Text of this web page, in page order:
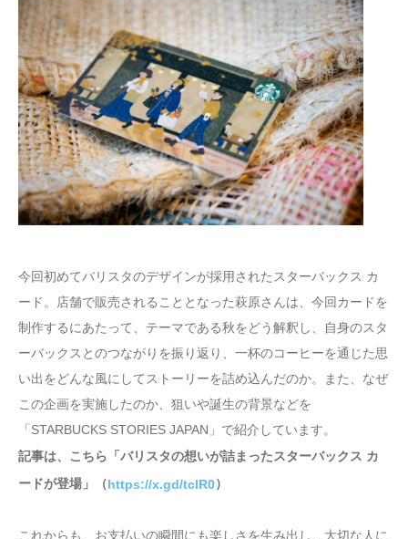
今回初めてバリスタのデザインが採用されたスターバックス カ
ード。店舗で販売されることとなった萩原さんは、今回カードを
制作するにあたって、テーマである秋をどう解釈し、自身のスタ
ーバックスとのつながりを振り返り、一杯のコーヒーを通じた思
い出をどんな風にしてストーリーを詰め込んだのか。また、なぜ
この企画を実施したのか、狙いや誕生の背景などを
「STARBUCKS STORIES JAPAN」で紹介しています。
記事は、こちら「バリスタの想いが詰まったスターバックス カ
ードが登場」（https://x.gd/tclR0）
これからも、お支払いの瞬間にも楽しさを生み出し、大切な人に